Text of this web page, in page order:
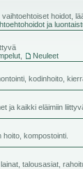
hoidot,
ja
Neuleet
kodinhoito,
ja kaikki eläimiin
kompostointi.
talousasiat,